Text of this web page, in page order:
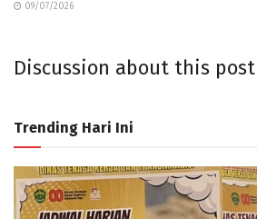
09/07/2026
Discussion about this post
Trending Hari Ini